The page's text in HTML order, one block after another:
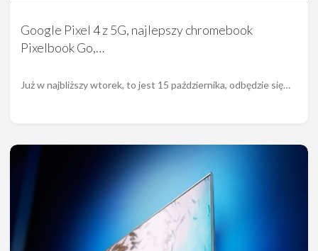
Google Pixel 4 z 5G, najlepszy chromebook
Pixelbook Go,…
Już w najbliższy wtorek, to jest 15 października, odbędzie się…